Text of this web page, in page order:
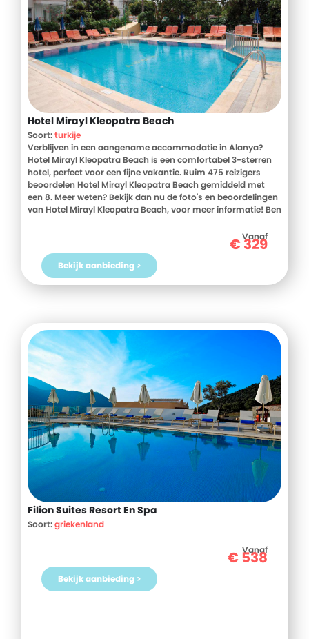
Hotel Mirayl Kleopatra Beach
Soort:turkije
Verblijven in een aangename accommodatie in Alanya?
Hotel Mirayl Kleopatra Beach is een comfortabel 3-sterren
hotel, perfect voor een fijne vakantie. Ruim 475 reizigers
beoordelen Hotel Mirayl Kleopatra Beach gemiddeld met
een 8. Meer weten? Bekijk dan nu de foto's en beoordelingen
van Hotel Mirayl Kleopatra Beach, voor meer informatie! Ben
vakantie naar Hotel Mirayl Kleopatra Beach vandaag nog!
Vanaf
€329
Bekijk aanbieding >
Filion Suites Resort En Spa
Soort:griekenland
Vanaf
€538
Bekijk aanbieding >